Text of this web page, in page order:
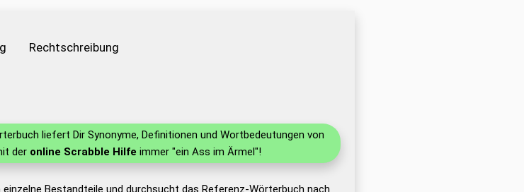
Rechtschreibung
liefert Dir Synonyme, Definitionen und Wortbedeutungen von
der online Scrabble Hilfe immer "ein Ass im Ärmel"!
Bestandteile und durchsucht das Referenz-Wörterbuch nach